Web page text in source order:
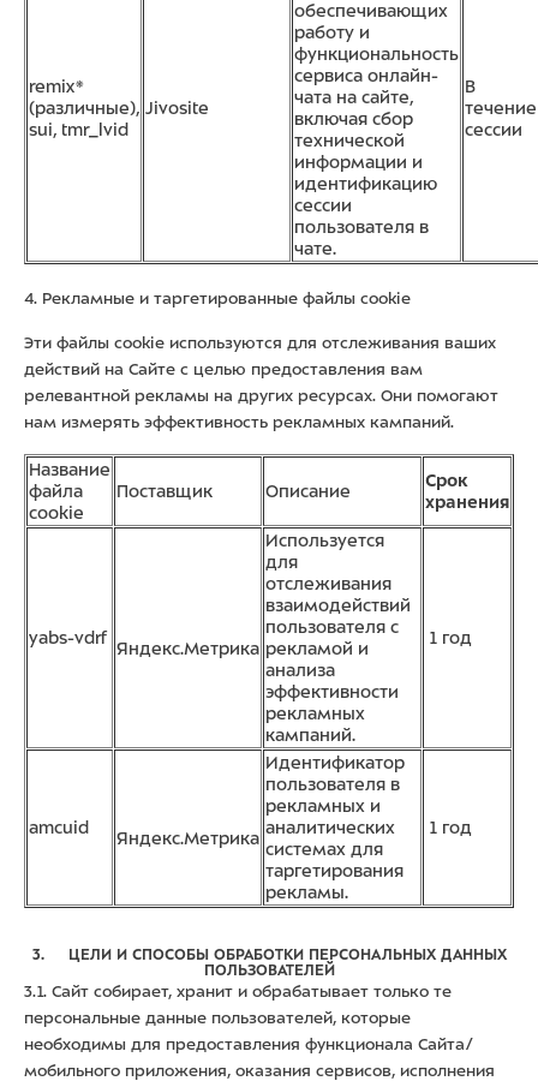
remix*
(различные),
sui, tmr_lvid
Jivosite
обеспечивающих
работу и
функциональность
сервиса онлайн-
чата на сайте,
включая сбор
технической
информации и
идентификацию
сессии
пользователя в
чате.
В
течение
сессии
4. Рекламные и таргетированные файлы cookie
Эти файлы cookie используются для отслеживания ваших
действий на Сайте с целью предоставления вам
релевантной рекламы на других ресурсах. Они помогают
нам измерять эффективность рекламных кампаний.
Название
файла
cookie
Поставщик Описание
Срок
хранения
yabs-vdrf
Яндекс.Метрика
Используется
для
отслеживания
взаимодействий
пользователя с
рекламой и
анализа
эффективности
рекламных
кампаний.
1 год
amcuid
Яндекс.Метрика
Идентификатор
пользователя в
рекламных и
аналитических
системах для
таргетирования
рекламы.
1 год
3. ЦЕЛИ И СПОСОБЫ ОБРАБОТКИ ПЕРСОНАЛЬНЫХ ДАННЫХ
ПОЛЬЗОВАТЕЛЕЙ
3.1. Сайт собирает, хранит и обрабатывает только те
персональные данные пользователей, которые
необходимы для предоставления функционала Сайта/
мобильного приложения, оказания сервисов, исполнения